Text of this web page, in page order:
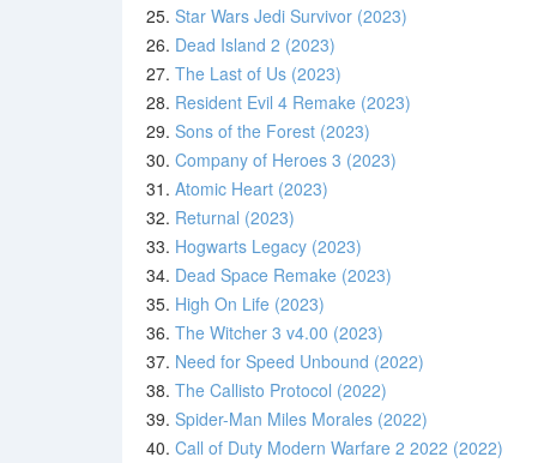
25. Star Wars Jedi Survivor (2023)
26. Dead Island 2 (2023)
27. The Last of Us (2023)
28. Resident Evil 4 Remake (2023)
29. Sons of the Forest (2023)
30. Company of Heroes 3 (2023)
31. Atomic Heart (2023)
32. Returnal (2023)
33. Hogwarts Legacy (2023)
34. Dead Space Remake (2023)
35. High On Life (2023)
36. The Witcher 3 v4.00 (2023)
37. Need for Speed Unbound (2022)
38. The Callisto Protocol (2022)
39. Spider-Man Miles Morales (2022)
40. Call of Duty Modern Warfare 2 2022 (2022)